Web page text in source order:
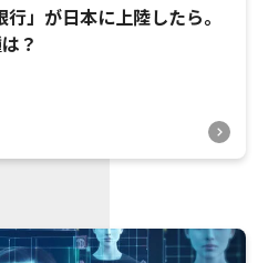
」が日本に上陸したら。
？